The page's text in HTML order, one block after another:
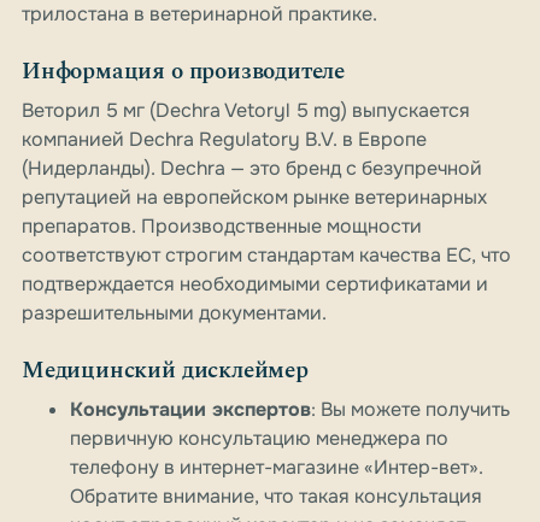
трилостана в ветеринарной практике.
Информация о производителе
Веторил 5 мг (Dechra Vetoryl 5 mg) выпускается
компанией Dechra Regulatory B.V. в Европе
(Нидерланды). Dechra — это бренд с безупречной
репутацией на европейском рынке ветеринарных
препаратов. Производственные мощности
соответствуют строгим стандартам качества ЕС, что
подтверждается необходимыми сертификатами и
разрешительными документами.
Медицинский дисклеймер
Консультации экспертов: Вы можете получить
первичную консультацию менеджера по
телефону в интернет-магазине «Интер-вет».
Обратите внимание, что такая консультация